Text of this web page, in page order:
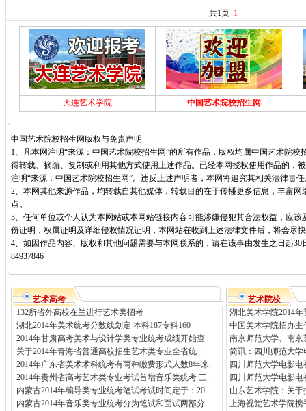
共1页 1
大连艺术学院 中国艺术院校招生网
中国艺术院校招生网版权与免责声明
1、凡本网注明“来源：中国艺术院校招生网”的所有作品，版权均属中国艺术院校
得转载、摘编、复制或利用其他方式使用上述作品。已经本网授权使用作品的，
注明“来源：中国艺术院校招生网”。违反上述声明者，本网将追究其相关法律责
2、本网其他来源作品，均转载自其他媒体，转载目的在于传播更多信息，丰富
点。
3、任何单位或个人认为本网站或本网站链接内容可能涉嫌侵犯其合法权益，应
份证明，权属证明及详细侵权情况证明，本网站在收到上述法律文件后，将会尽
4、如因作品内容、版权和其他问题需要与本网联系的，请在该事由发生之日起30
84937846
艺术高考
·132所省外高校在兰进行艺术类招考
·湖北2014年美术统考分数线划定 本科187专科160
·2014年甘肃高考美术与设计学类专业统考成绩开始查.
·关于2014年青海省普通高校招生艺术类专业全省统一.
·2014年广东省美术术科统考有两种缴费形式人数8年来.
·2014年贵州省高考艺术类专业考试首增音乐类统考 三.
·内蒙古2014年编导类专业统考笔试考试时间定于：20.
·内蒙古2014年音乐类专业统考分为笔试和面试两部分.
艺术院校
·湖北美术学院2014
·中国美术学院招办
·南京师范大学、南京
·简讯：四川师范大学
· 四川师范大学电影
· 四川师范大学电影
·山东艺术学院：关于
·上海视觉艺术学院